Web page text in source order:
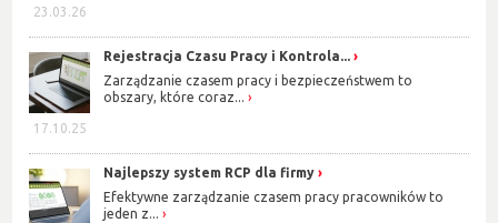
23.03.26
17.10.25
Rejestracja Czasu Pracy i Kontrola...
Zarządzanie czasem pracy i bezpieczeństwem to
obszary, które coraz...
Najlepszy system RCP dla firmy
Efektywne zarządzanie czasem pracy pracowników to
jeden z...